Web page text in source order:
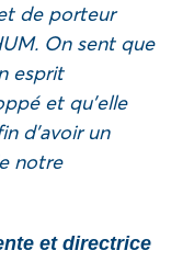
de porteur
On sent que
esprit
et qu’elle
d’avoir un
notre
et directrice